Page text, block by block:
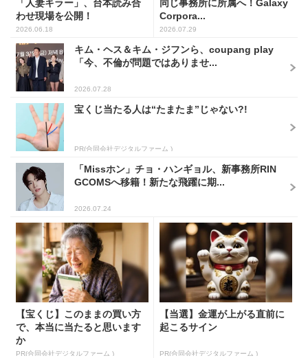
「人妻キラー」、台本読み合
わせ現場を公開！
2026.06.18
同じ事務所に所属へ！Galaxy
Corpora...
2026.07.29
キム・ヘス＆キム・ジフンら、coupang play
「今、不倫が問題ではありませ...
2026.07.28
宝くじ当たる人は“たまたま”じゃない?!
PR(合同会社デジタルファーム )
「Missホン」チョ・ハンギョル、新事務所RIN
GCOMSへ移籍！新たな飛躍に期...
2026.07.24
【宝くじ】このままの買い方
で、本当に当たると思います
か
PR(合同会社デジタルファーム )
【当選】金運が上がる直前に
起こるサイン
PR(合同会社デジタルファーム )